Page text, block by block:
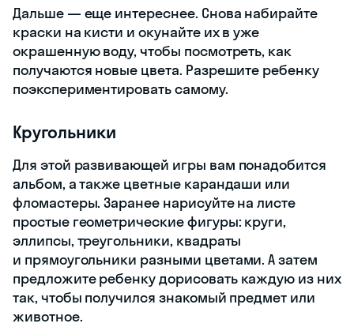
Дальше — еще интереснее. Снова набирайте
краски на кисти и окунайте их в уже
окрашенную воду, чтобы посмотреть, как
получаются новые цвета. Разрешите ребенку
поэкспериментировать самому.
Кругольники
Для этой развивающей игры вам понадобится
альбом, а также цветные карандаши или
фломастеры. Заранее нарисуйте на листе
простые геометрические фигуры: круги,
эллипсы, треугольники, квадраты
и прямоугольники разными цветами. А затем
предложите ребенку дорисовать каждую из них
так, чтобы получился знакомый предмет или
животное.